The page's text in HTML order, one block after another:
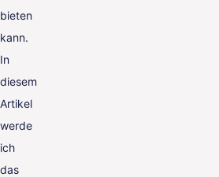
bieten
kann.
In
diesem
Artikel
werde
ich
das